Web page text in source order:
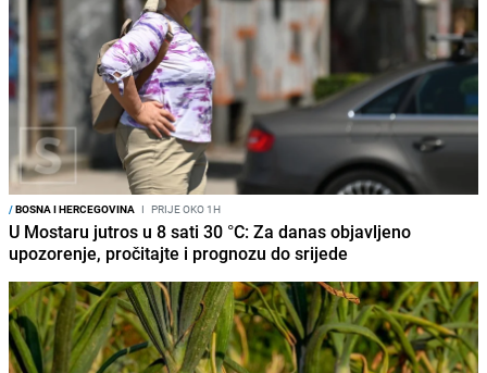
/BOSNA I HERCEGOVINA I PRIJE OKO 1H
U Mostaru jutros u 8 sati 30 °C: Za danas objavljeno
upozorenje, pročitajte i prognozu do srijede